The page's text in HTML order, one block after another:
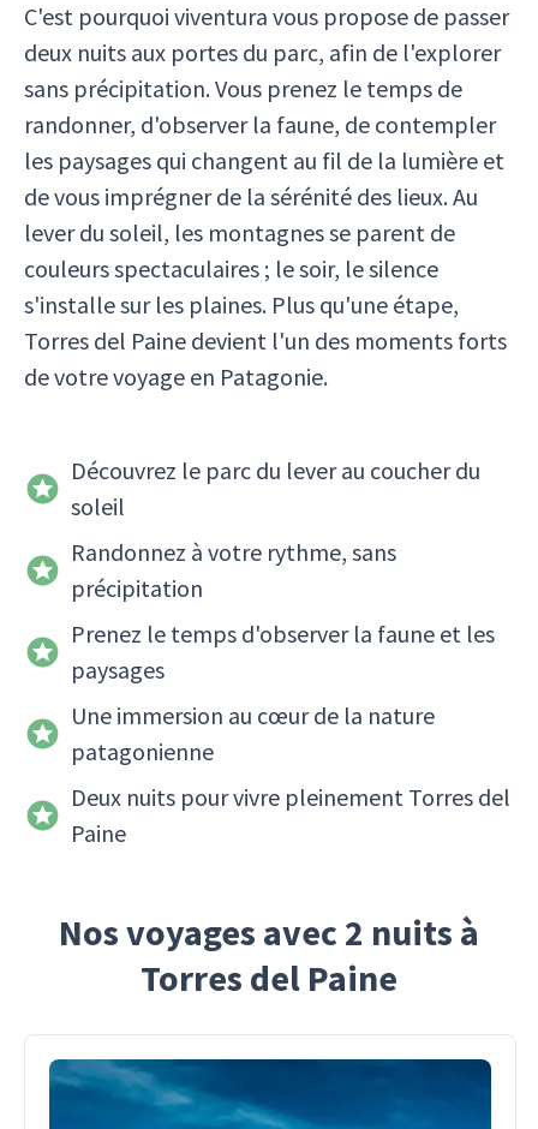
C'est pourquoi viventura vous propose de passer
deux nuits aux portes du parc, afin de l'explorer
sans précipitation. Vous prenez le temps de
randonner, d'observer la faune, de contempler
les paysages qui changent au fil de la lumière et
de vous imprégner de la sérénité des lieux. Au
lever du soleil, les montagnes se parent de
couleurs spectaculaires ; le soir, le silence
s'installe sur les plaines. Plus qu'une étape,
Torres del Paine devient l'un des moments forts
de votre voyage en Patagonie.
Découvrez le parc du lever au coucher du
soleil
Randonnez à votre rythme, sans
précipitation
Prenez le temps d'observer la faune et les
paysages
Une immersion au cœur de la nature
patagonienne
Deux nuits pour vivre pleinement Torres del
Paine
Nos voyages avec 2 nuits à
Torres del Paine